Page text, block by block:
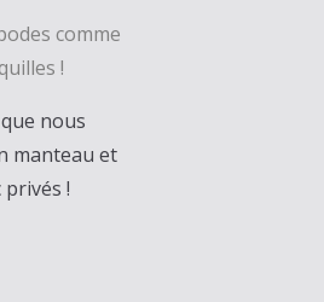
comme
!
nous
manteau et
!